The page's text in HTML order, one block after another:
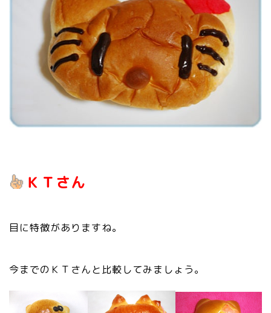
ＫＴさん
目に特徴がありますね。
今までのＫＴさんと比較してみましょう。